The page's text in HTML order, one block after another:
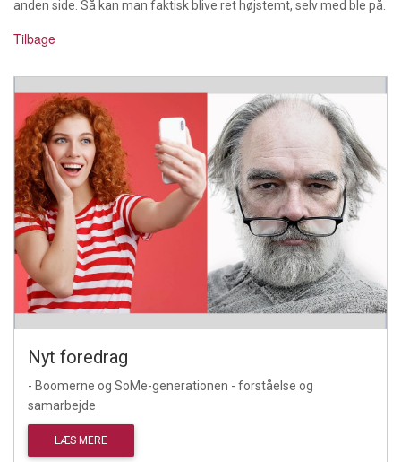
anden side. Så kan man faktisk blive ret højstemt, selv med ble på.
Tilbage
Nyt foredrag
- Boomerne og SoMe-generationen - forståelse og
samarbejde
LÆS MERE